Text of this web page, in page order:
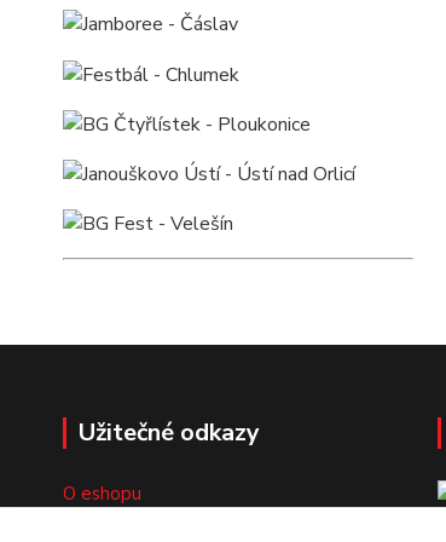
Užitečné odkazy
O eshopu